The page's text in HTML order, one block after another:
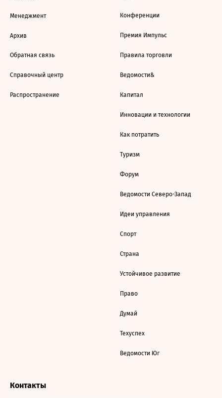
Менеджмент
Архив
Обратная связь
Справочный центр
Распространение
Конференции
Премия Импульс
Правила торговли
Ведомости&
Капитал
Инновации и технологии
Как потратить
Туризм
Форум
Ведомости Северо-Запад
Идеи управления
Спорт
Страна
Устойчивое развитие
Право
Думай
Техуспех
Ведомости Юг
Контакты